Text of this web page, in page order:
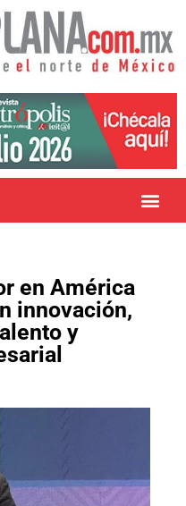
en América
innovación,
y